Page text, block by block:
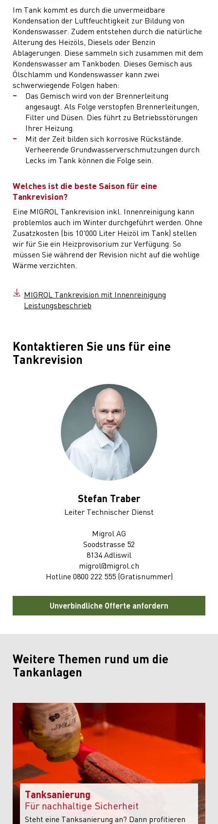
Im Tank kommt es durch die unvermeidbare
Kondensation der Luftfeuchtigkeit zur Bildung von
Kondenswasser. Zudem entstehen durch die natürliche
Alterung des Heizöls, Diesels oder Benzin
Ablagerungen. Diese sammeln sich zusammen mit dem
Kondenswasser am Tankboden. Dieses Gemisch aus
Ölschlamm und Kondenswasser kann zwei
schwerwiegende Folgen haben:
Das Gemisch wird von der Brennerleitung
angesaugt. Als Folge verstopfen Brennerleitungen,
Filter und Düsen. Dies führt zu Betriebsstörungen
Ihrer Heizung.
Mit der Zeit bilden sich korrosive Rückstände.
Verheerende Grundwasserverschmutzungen durch
Lecks im Tank können die Folge sein.
Welches ist die beste Saison für eine
Tankrevision?
Eine MIGROL Tankrevision inkl. Innenreinigung kann
problemlos auch im Winter durchgeführt werden. Ohne
Zusatzkosten (bis 10'000 Liter Heizöl im Tank) stellen
wir für Sie ein Heizprovisorium zur Verfügung. So
müssen Sie während der Revision nicht auf die wohlige
Wärme verzichten.
MIGROL Tankrevision mit Innenreinigung
Leistungsbeschrieb
Kontaktieren Sie uns für eine
Tankrevision
Stefan Traber
Leiter Technischer Dienst
Migrol AG
Soodstrasse 52
8134 Adliswil
migrol@migrol.ch
Hotline 0800 222 555 (Gratisnummer)
Unverbindliche Offerte anfordern
Weitere Themen rund um die
Tankanlagen
Tanksanierung
Für nachhaltige Sicherheit
Steht eine Tanksanierung an? Dann profitieren